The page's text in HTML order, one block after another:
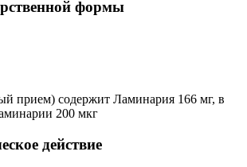
формы
прием) содержит Ламинария 166 мг, в
200 мкг
действие